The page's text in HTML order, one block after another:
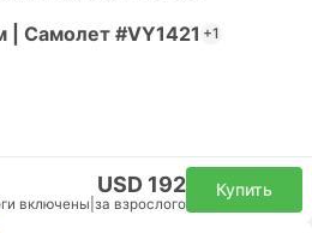
| Самолет #VY1421 +1
USD 192
включены за взрослого
Купить